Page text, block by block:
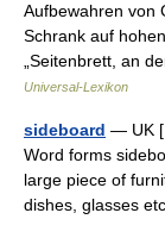
Aufbewahren von
Schrank auf
„Seitenbrett, an
Universal-Lexikon
sideboard — UK
Word forms
large piece of
dishes, glasses